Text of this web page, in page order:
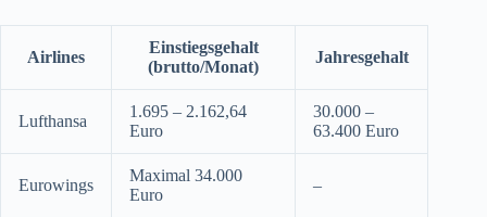
Airlines
Einstiegsgehalt
(brutto/Monat)
Jahresgehalt
Lufthansa
1.695 – 2.162,64
Euro
30.000 –
63.400 Euro
Eurowings
Maximal 34.000
Euro
–